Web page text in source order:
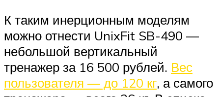
К таким инерционным моделям
можно отнести UnixFit SB-490 —
небольшой вертикальный
тренажер за 16 500 рублей. Вес
пользователя — до 120 кг, а самого